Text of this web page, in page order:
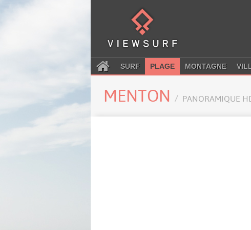
SURF PLAGE MONTAGNE
MENTON PANORAMIQUE